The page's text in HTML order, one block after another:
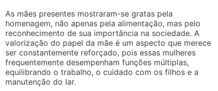
As mães presentes mostraram-se gratas pela
homenagem, não apenas pela alimentação, mas pelo
reconhecimento de sua importância na sociedade. A
valorização do papel da mãe é um aspecto que merece
ser constantemente reforçado, pois essas mulheres
frequentemente desempenham funções múltiplas,
equilibrando o trabalho, o cuidado com os filhos e a
manutenção do lar.